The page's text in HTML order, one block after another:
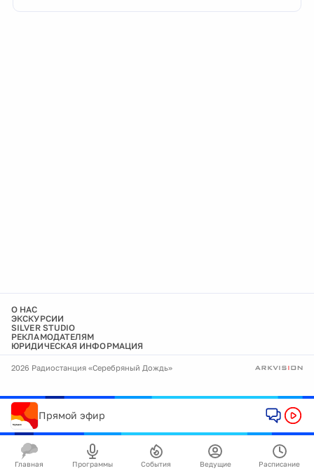
О НАС
ЭКСКУРСИИ
SILVER STUDIO
РЕКЛАМОДАТЕЛЯМ
ЮРИДИЧЕСКАЯ ИНФОРМАЦИЯ
2026 Радиостанция «Серебряный Дождь»
Прямой эфир
Главная Программы События Ведущие Расписание